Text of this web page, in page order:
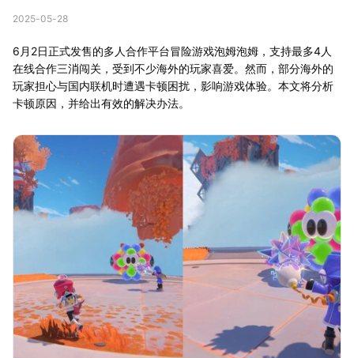
2025-05-28
6月2日正式发售的多人合作平台冒险游戏泡姆泡姆，支持最多4人
在线合作三消闯关，受到不少海外的玩家喜爱。然而，部分海外的
玩家担心与国内联机时遭遇卡顿困扰，影响游戏体验。本文将分析
卡顿原因，并给出有效的解决办法。